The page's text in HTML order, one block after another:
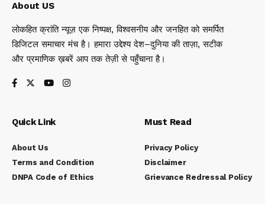
About US
लोकहित क्रांति न्यूज़ एक निष्पक्ष, विश्वसनीय और जनहित को समर्पित
डिजिटल समाचार मंच है। हमारा उद्देश्य देश–दुनिया की ताज़ा, सटीक
और प्रमाणिक ख़बरें आप तक तेज़ी से पहुँचाना है।
Quick Link
About Us
Terms and Condition
DNPA Code of Ethics
Must Read
Privacy Policy
Disclaimer
Grievance Redressal Policy